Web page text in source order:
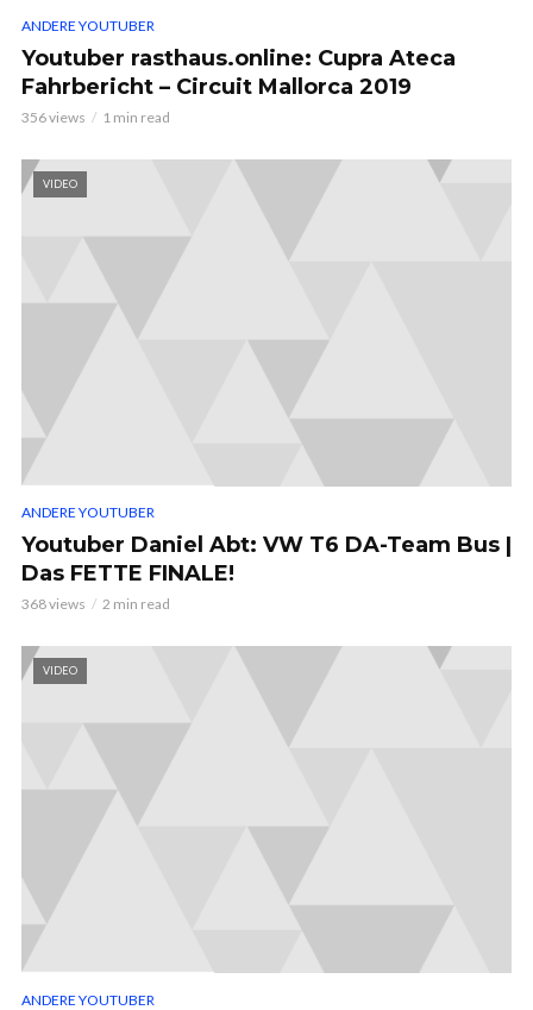
ANDERE YOUTUBER
Youtuber rasthaus.online: Cupra Ateca
Fahrbericht – Circuit Mallorca 2019
356 views 1 min read
VIDEO
ANDERE YOUTUBER
Youtuber Daniel Abt: VW T6 DA-Team Bus |
Das FETTE FINALE!
368 views 2 min read
VIDEO
ANDERE YOUTUBER